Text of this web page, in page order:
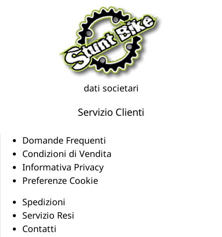
dati societari
Servizio Clienti
Domande Frequenti
Condizioni di Vendita
Informativa Privacy
Preferenze Cookie
Spedizioni
Servizio Resi
Contatti